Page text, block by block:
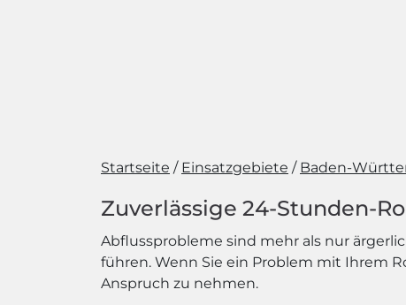
Startseite Einsatzgebiete Baden-
Zuverlässige 24-Stunden-
Abflussprobleme sind mehr als nur
führen. Wenn Sie ein Problem mit Ihrem
Anspruch zu nehmen.